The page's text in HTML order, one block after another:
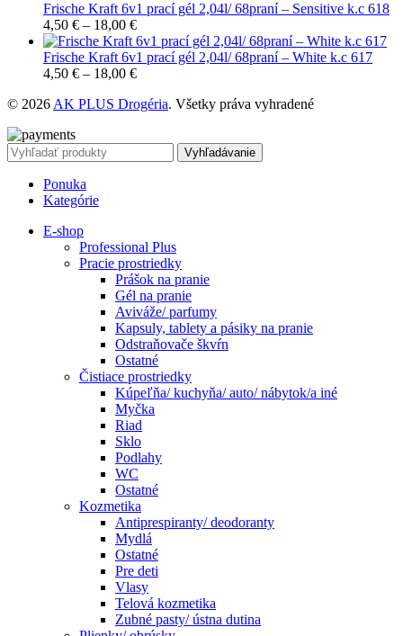
Frische Kraft 6v1 prací gél 2,04l/ 68praní – Sensitive k.c 618
4,50 € – 18,00 €
Frische Kraft 6v1 prací gél 2,04l/ 68praní – White k.c 617
4,50 € – 18,00 €
© 2026 AK PLUS Drogéria. Všetky práva vyhradené
Vyhľadávanie
Ponuka
Kategórie
E-shop
Professional Plus
Pracie prostriedky
Prášok na pranie
Gél na pranie
Aviváže/ parfumy
Kapsuly, tablety a pásiky na pranie
Odstraňovače škvŕn
Ostatné
Čistiace prostriedky
Kúpeľňa/ kuchyňa/ auto/ nábytok/a iné
Myčka
Riad
Sklo
Podlahy
WC
Ostatné
Kozmetika
Antiprespiranty/ deodoranty
Mydlá
Ostatné
Pre deti
Vlasy
Telová kozmetika
Zubné pasty/ ústna dutina